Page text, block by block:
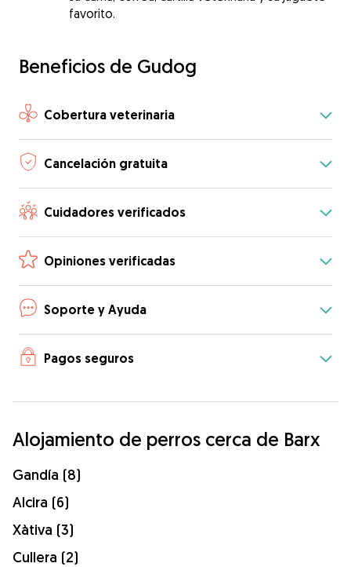
favorito.
Beneficios de Gudog
Cobertura veterinaria
Cancelación gratuita
Cuidadores verificados
Opiniones verificadas
Soporte y Ayuda
Pagos seguros
Alojamiento de perros cerca de Barx
Gandía (8)
Alcira (6)
Xàtiva (3)
Cullera (2)